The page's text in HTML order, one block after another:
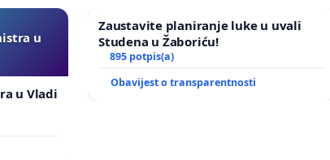
u
u Vladi
Zaustavite planiranje luke u uvali
Studena u Žaboriću!
895 potpis(a)
Obavijest o transparentnosti